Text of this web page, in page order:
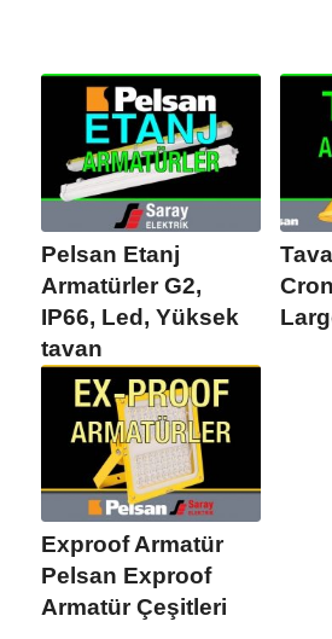
Pelsan Etanj
Armatürler G2,
IP66, Led, Yüksek
tavan
Exproof Armatür
Pelsan Exproof
Armatür Çeşitleri